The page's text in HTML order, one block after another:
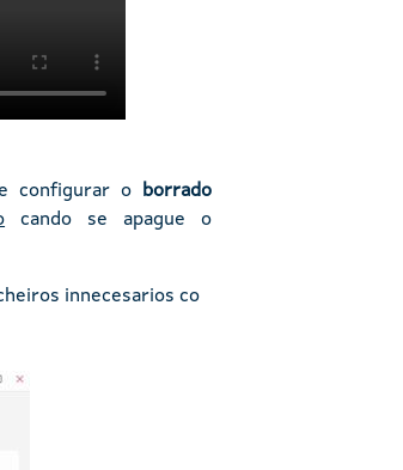
configurar o
borrado
cando se apague o
innecesarios co